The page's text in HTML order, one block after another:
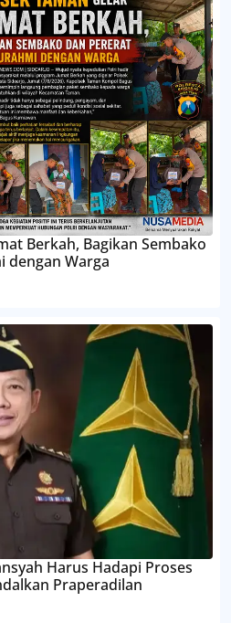
Berkah, Bagikan Sembako
dengan Warga
Harus Hadapi Proses
Praperadilan